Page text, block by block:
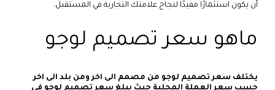
أن يكون استثمارًا مفيدًا لنجاح علامتك التجارية في المستقبل.
ماهو سعر تصميم لوجو
يختلف سعر تصميم لوجو من مصمم الى اخر ومن بلد الى اخر